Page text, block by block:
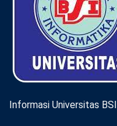
Informasi Universitas BSI